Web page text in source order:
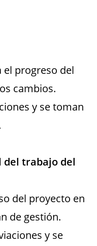
el progreso del
cambios.
y se toman
trabajo del
del proyecto en
de gestión.
y se